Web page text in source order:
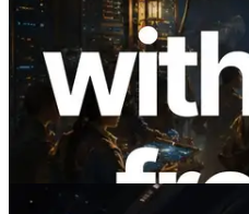
ERPC 擴展 Solana
增全球 7 個區域的
Validators